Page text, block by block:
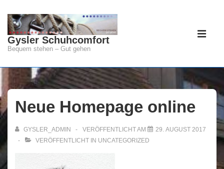
Zum
Inhalt
Gysler Schuhcomfort
Bequem stehen – Gut gehen
Neue Homepage online
GYSLER_ADMIN VERÖFFENTLICHT AM
29. AUGUST 2017
VERÖFFENTLICHT IN UNCATEGORIZED